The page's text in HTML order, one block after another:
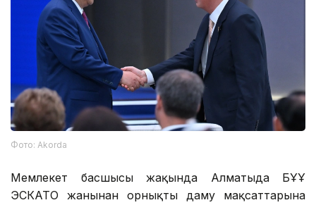
Фото: Аkorda
Мемлекет басшысы жақында Алматыда БҰҰ
ЭСКАТО жанынан орнықты даму мақсаттарына